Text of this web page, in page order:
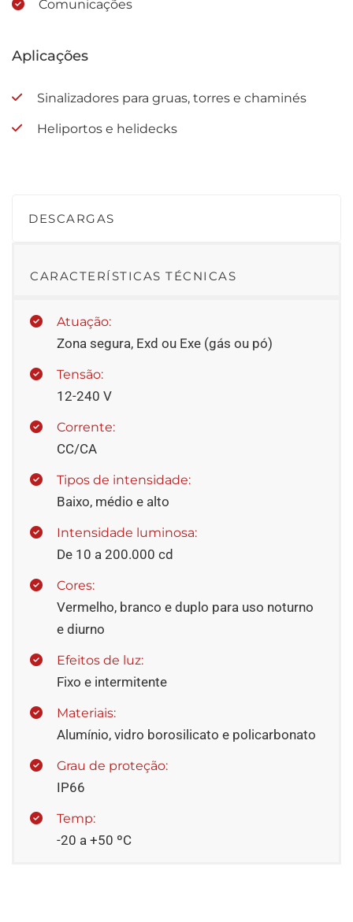
Comunicações
Aplicações
Sinalizadores para gruas, torres e chaminés
Heliportos e helidecks
DESCARGAS
CARACTERÍSTICAS TÉCNICAS
Atuação:
Zona segura, Exd ou Exe (gás ou pó)
Tensão:
12-240 V
Corrente:
CC/CA
Tipos de intensidade:
Baixo, médio e alto
Intensidade luminosa:
De 10 a 200.000 cd
Cores:
Vermelho, branco e duplo para uso noturno
e diurno
Efeitos de luz:
Fixo e intermitente
Materiais:
Alumínio, vidro borosilicato e policarbonato
Grau de proteção:
IP66
Temp:
-20 a +50 ºC